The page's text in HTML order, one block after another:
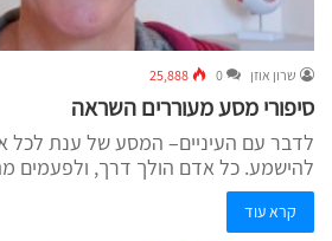
שרון אוזן 0
25,888
סיפורי מסע מעוררים השראה
לדבר עם העיניים– המסע של ענת לכל
להישמע. כל אדם הולך דרך, ולפעמים
קרא עוד